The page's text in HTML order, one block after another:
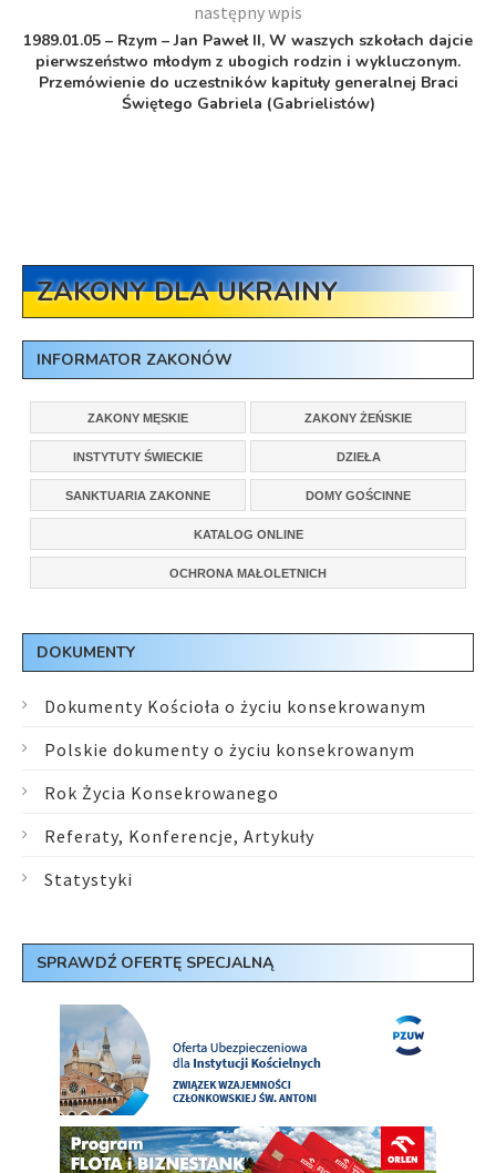
następny wpis
1989.01.05 – Rzym – Jan Paweł II, W waszych szkołach dajcie
pierwszeństwo młodym z ubogich rodzin i wykluczonym.
Przemówienie do uczestników kapituły generalnej Braci
Świętego Gabriela (Gabrielistów)
ZAKONY DLA UKRAINY
INFORMATOR ZAKONÓW
ZAKONY MĘSKIE ZAKONY ŻEŃSKIE
INSTYTUTY ŚWIECKIE DZIEŁA
SANKTUARIA ZAKONNE DOMY GOŚCINNE
KATALOG ONLINE
OCHRONA MAŁOLETNICH
DOKUMENTY
Dokumenty Kościoła o życiu konsekrowanym
Polskie dokumenty o życiu konsekrowanym
Rok Życia Konsekrowanego
Referaty, Konferencje, Artykuły
Statystyki
SPRAWDŹ OFERTĘ SPECJALNĄ